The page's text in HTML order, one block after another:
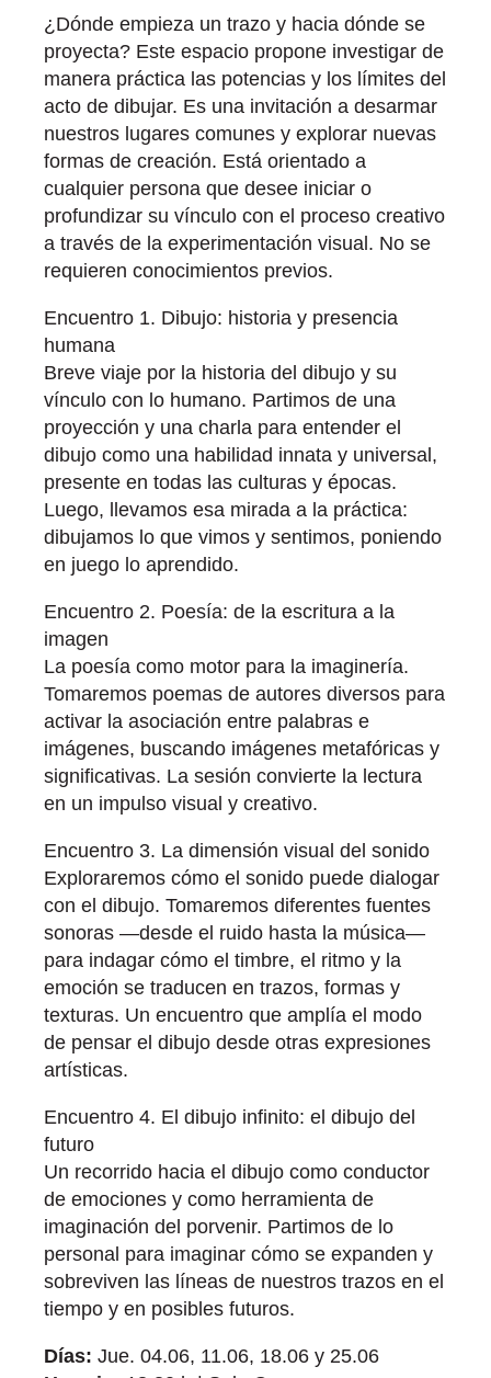
¿Dónde empieza un trazo y hacia dónde se
proyecta? Este espacio propone investigar de
manera práctica las potencias y los límites del
acto de dibujar. Es una invitación a desarmar
nuestros lugares comunes y explorar nuevas
formas de creación. Está orientado a
cualquier persona que desee iniciar o
profundizar su vínculo con el proceso creativo
a través de la experimentación visual. No se
requieren conocimientos previos.
Encuentro 1. Dibujo: historia y presencia
humana
Breve viaje por la historia del dibujo y su
vínculo con lo humano. Partimos de una
proyección y una charla para entender el
dibujo como una habilidad innata y universal,
presente en todas las culturas y épocas.
Luego, llevamos esa mirada a la práctica:
dibujamos lo que vimos y sentimos, poniendo
en juego lo aprendido.
Encuentro 2. Poesía: de la escritura a la
imagen
La poesía como motor para la imaginería.
Tomaremos poemas de autores diversos para
activar la asociación entre palabras e
imágenes, buscando imágenes metafóricas y
significativas. La sesión convierte la lectura
en un impulso visual y creativo.
Encuentro 3. La dimensión visual del sonido
Exploraremos cómo el sonido puede dialogar
con el dibujo. Tomaremos diferentes fuentes
sonoras —desde el ruido hasta la música—
para indagar cómo el timbre, el ritmo y la
emoción se traducen en trazos, formas y
texturas. Un encuentro que amplía el modo
de pensar el dibujo desde otras expresiones
artísticas.
Encuentro 4. El dibujo infinito: el dibujo del
futuro
Un recorrido hacia el dibujo como conductor
de emociones y como herramienta de
imaginación del porvenir. Partimos de lo
personal para imaginar cómo se expanden y
sobreviven las líneas de nuestros trazos en el
tiempo y en posibles futuros.
Días: Jue. 04.06, 11.06, 18.06 y 25.06